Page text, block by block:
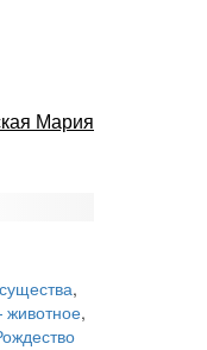
Мария
,
,